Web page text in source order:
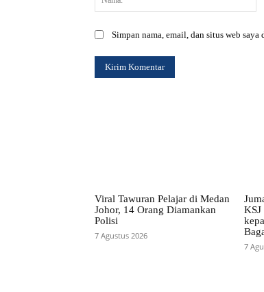
Simpan nama, email, dan situs web
Viral Tawuran Pelajar di Medan
Johor, 14 Orang Diamankan
Polisi
7 Agustus 2026
KSJ
7